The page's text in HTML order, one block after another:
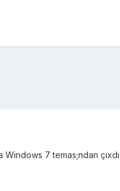
Windows 7 temas;ndan